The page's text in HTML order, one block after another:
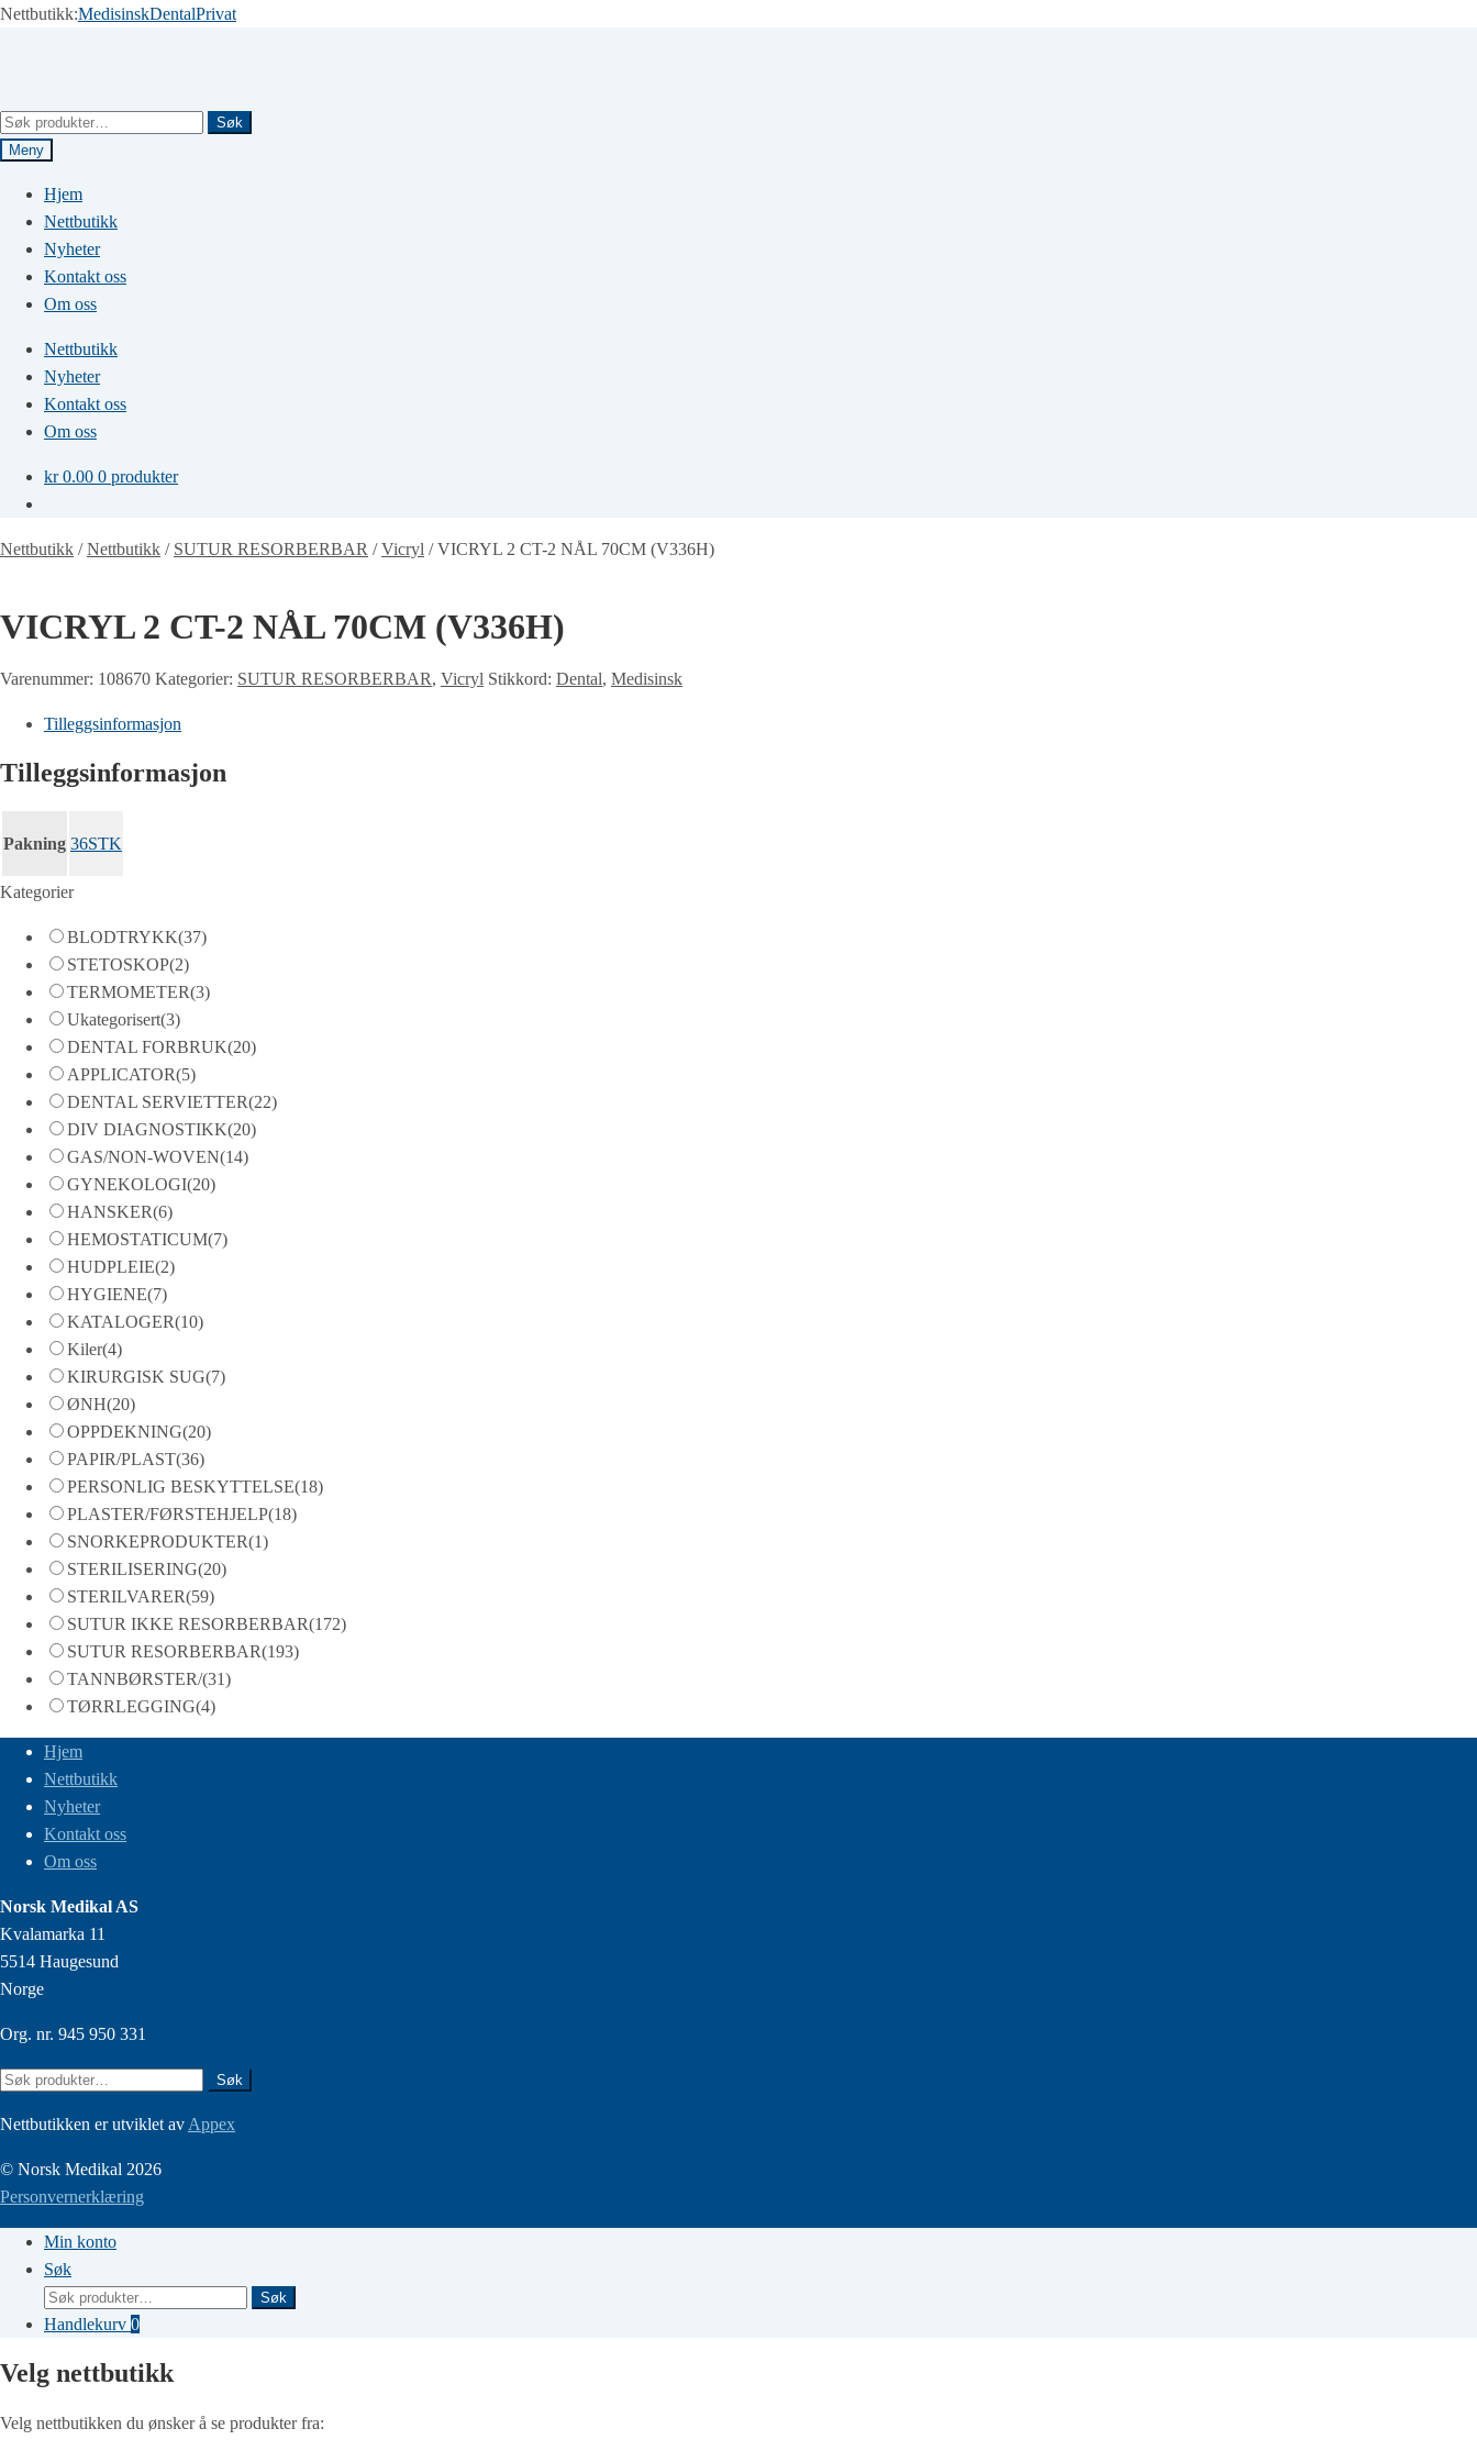
Nettbutikk:MedisinskDentalPrivat
Søk
etter:
Søk
Meny
Hjem
Nettbutikk
Nyheter
Kontakt oss
Om oss
Nettbutikk
Nyheter
Kontakt oss
Om oss
kr0.00 0 produkter
Nettbutikk /Nettbutikk / SUTUR RESORBERBAR /Vicryl /VICRYL 2 CT-2 NÅL 70CM (V336H)
VICRYL 2 CT-2 NÅL 70CM (V336H)
Varenummer: 108670 Kategorier: SUTUR RESORBERBAR, Vicryl Stikkord: Dental, Medisinsk
Tilleggsinformasjon
Tilleggsinformasjon
Pakning 36STK
Kategorier
BLODTRYKK(37)
STETOSKOP(2)
TERMOMETER(3)
Ukategorisert(3)
DENTAL FORBRUK(20)
APPLICATOR(5)
DENTAL SERVIETTER(22)
DIV DIAGNOSTIKK(20)
GAS/NON-WOVEN(14)
GYNEKOLOGI(20)
HANSKER(6)
HEMOSTATICUM(7)
HUDPLEIE(2)
HYGIENE(7)
KATALOGER(10)
Kiler(4)
KIRURGISK SUG(7)
ØNH(20)
OPPDEKNING(20)
PAPIR/PLAST(36)
PERSONLIG BESKYTTELSE(18)
PLASTER/FØRSTEHJELP(18)
SNORKEPRODUKTER(1)
STERILISERING(20)
STERILVARER(59)
SUTUR IKKE RESORBERBAR(172)
SUTUR RESORBERBAR(193)
TANNBØRSTER/(31)
TØRRLEGGING(4)
Hjem
Nettbutikk
Nyheter
Kontakt oss
Om oss
Norsk Medikal AS
Kvalamarka 11
5514 Haugesund
Norge
Org. nr. 945 950 331
Søk
Søk
Nettbutikken er utviklet av Appex
© Norsk Medikal 2026
Personvernerklæring
Min konto
Søk
Søk
etter:
Søk
Handlekurv 0
Velg nettbutikk
Velg nettbutikken du ønsker å se produkter fra: